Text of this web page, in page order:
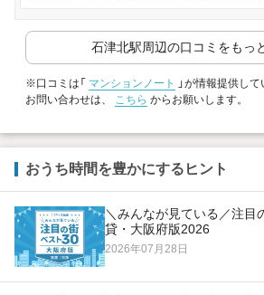
石津北駅周辺の口コミをもっ
※口コミは「 マンションノート
」が情報提供し
お問い合わせは、 こちら からお願いします。
おうち時間を豊かにするヒント
＼みんなが見ている／注目
貸・大阪府版2026
2026年07月28日